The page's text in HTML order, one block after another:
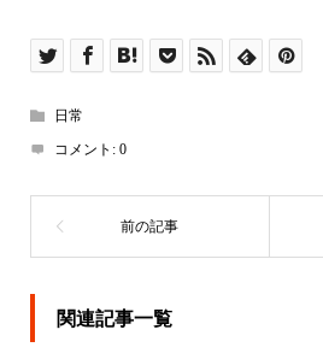
日常
コメント: 0
関連記事一覧